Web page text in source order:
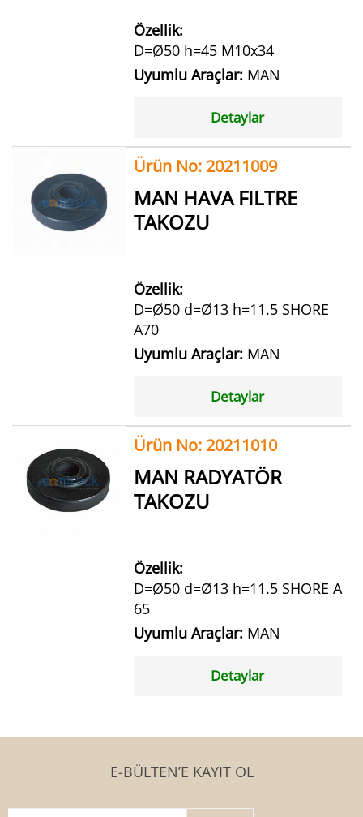
Özellik:
D=Ø50 h=45 M10x34
Uyumlu Araçlar: MAN
Detaylar
Ürün No: 20211009
MAN HAVA FILTRE
TAKOZU
Özellik:
D=Ø50 d=Ø13 h=11.5 SHORE
A70
Uyumlu Araçlar: MAN
Detaylar
Ürün No: 20211010
MAN RADYATÖR
TAKOZU
Özellik:
D=Ø50 d=Ø13 h=11.5 SHORE A
65
Uyumlu Araçlar: MAN
Detaylar
E-BÜLTEN’E KAYIT OL